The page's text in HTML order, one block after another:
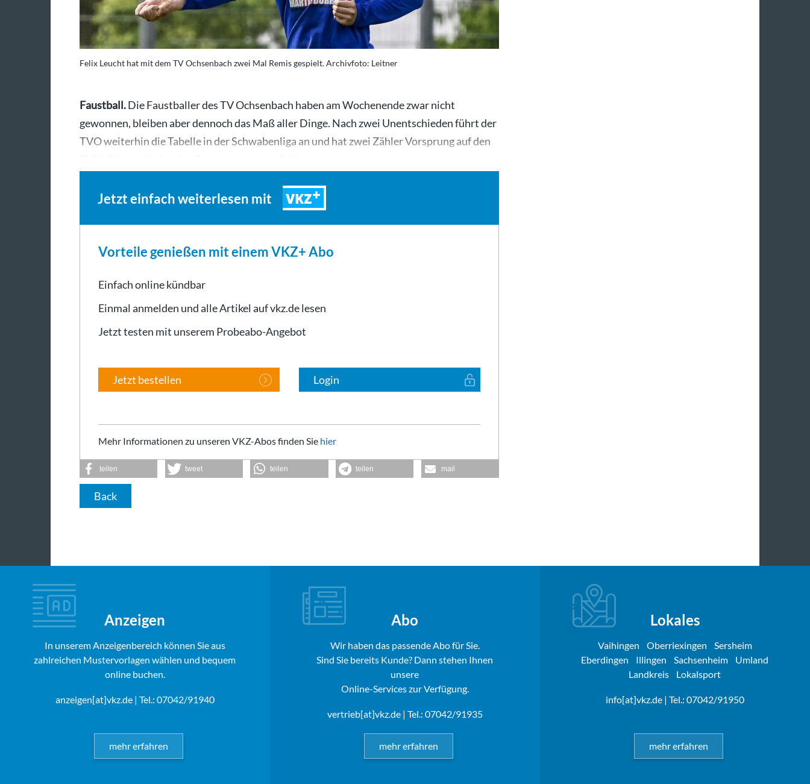
Felix Leucht hat mit dem TV Ochsenbach zwei Mal Remis gespielt. Archivfoto: Leitner
Faustball.Die Faustballer des TV Ochsenbach haben am Wochenende zwar nicht
gewonnen, bleiben aber dennoch das Maß aller Dinge. Nach zwei Unentschieden führt der
TVO weiterhin die Tabelle in der Schwabenliga an und hat zwei Zähler Vorsprung auf den
Jetzt einfach weiterlesen mit VKZ
Vorteile genießen mit einem VKZ+ Abo
Einfach online kündbar
Einmal anmelden und alle Artikel auf vkz.de lesen
Jetzt testen mit unserem Probeabo-Angebot
Jetzt bestellen Login
Mehr Informationen zu unseren VKZ-Abos finden Sie hier
teilen tweet teilen teilen mail
Back
Anzeigen
In unserem Anzeigenbereich können Sie aus
zahlreichen Mustervorlagen wählen und bequem
online buchen.
anzeigen[at]vkz.de| Tel.: 07042/91940
mehr erfahren
Abo
Wir haben das passende Abo für Sie.
Sind Sie bereits Kunde? Dann stehen Ihnen
unsere
Online-Services zur Verfügung.
vertrieb[at]vkz.de| Tel.: 07042/91935
mehr erfahren
Lokales
Vaihingen Oberriexingen
Sersheim
Eberdingen
Illingen Sachsenheim
Umland
Landkreis
Lokalsport
info[at]vkz.de| Tel.: 07042/91950
mehr erfahren